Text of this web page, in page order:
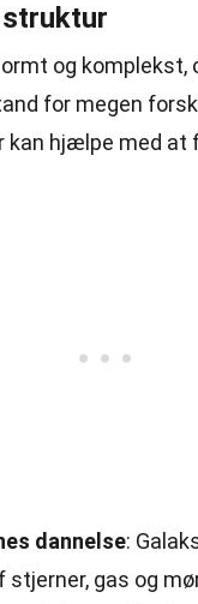
og
for megen
kan hjælpe med at
dannelse:
stjerner, gas og